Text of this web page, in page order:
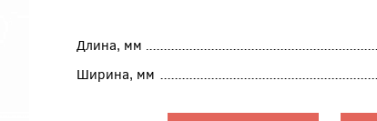
Длина, мм
Ширина, мм